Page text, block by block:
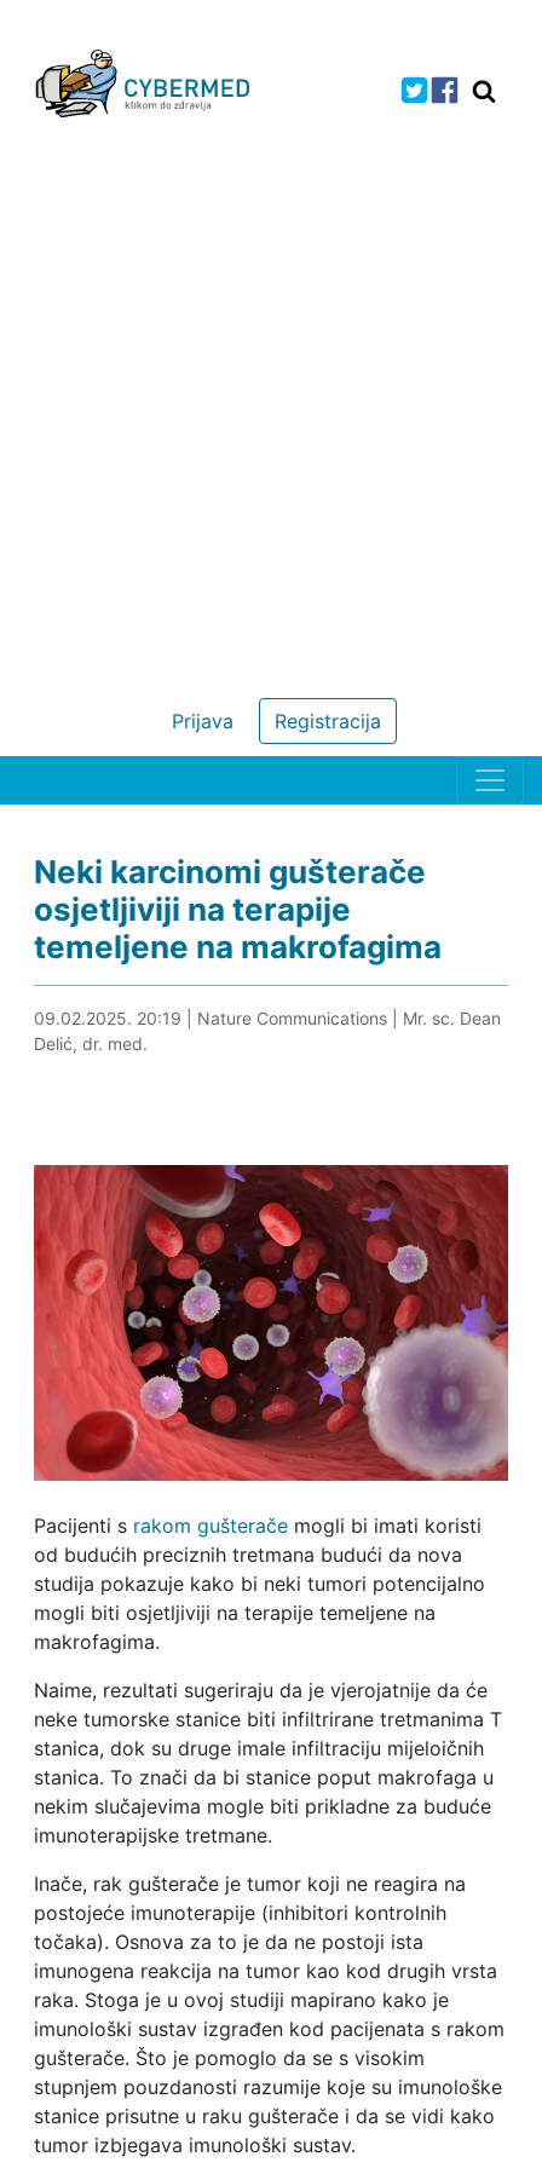
Registracija
Prijava
Neki karcinomi gušterače
osjetljiviji na terapije
temeljene na makrofagima
09.02.2025. 20:32
09.02.2025. 20:19 Nature Communications| Mr. sc. Dean
Delić, dr. med.
Pacijenti s rakom gušteračemogli bi imati koristi
od budućih preciznih tretmana budući da nova
studija pokazuje kako bi neki tumori potencijalno
mogli biti osjetljiviji na terapije temeljene na
makrofagima.
Naime, rezultati sugeriraju da je vjerojatnije da će
neke tumorske stanice biti infiltrirane tretmanima T
stanica, dok su druge imale infiltraciju mijeloičnih
stanica. To znači da bi stanice poput makrofaga u
nekim slučajevima mogle biti prikladne za buduće
imunoterapijske tretmane.
Inače, rak gušterače je tumor koji ne reagira na
postojeće imunoterapije (inhibitori kontrolnih
točaka). Osnova za to je da ne postoji ista
imunogena reakcija na tumor kao kod drugih vrsta
raka. Stoga je u ovoj studiji mapirano kako je
imunološki sustav izgrađen kod pacijenata s rakom
gušterače. Što je pomoglo da se s visokim
stupnjem pouzdanosti razumije koje su imunološke
stanice prisutne u raku gušterače i da se vidi kako
tumor izbjegava imunološki sustav.